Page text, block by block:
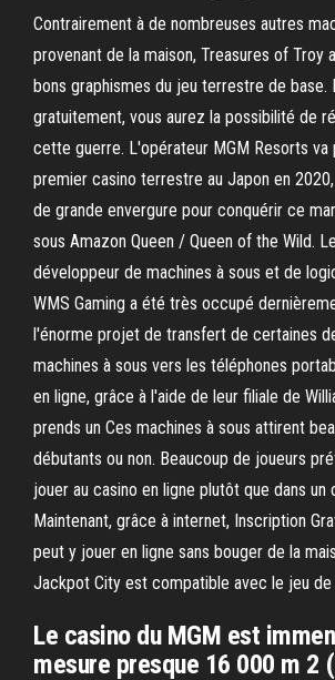
Contrairement à de nombreuses autres
provenant de la maison, Treasures of Troy
bons graphismes du jeu terrestre de base.
gratuitement, vous aurez la possibilité de
cette guerre. L'opérateur MGM Resorts va
premier casino terrestre au Japon en
de grande envergure pour conquérir ce
sous Amazon Queen / Queen of the Wild.
développeur de machines à sous et de
WMS Gaming a été très occupé
l'énorme projet de transfert de certaines
machines à sous vers les téléphones
en ligne, grâce à l'aide de leur filiale de
prends un Ces machines à sous attirent
débutants ou non. Beaucoup de joueurs
jouer au casino en ligne plutôt que dans un
Maintenant, grâce à internet, Inscription
peut y jouer en ligne sans bouger de la
Jackpot City est compatible avec le jeu de
Le casino du MGM est
mesure presque 16 000 m 2